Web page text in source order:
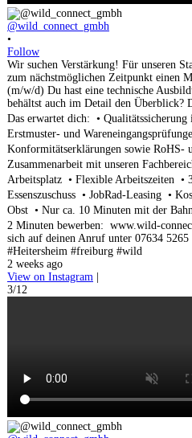
@wild_connect_gmbh
•
Follow
Wir suchen Verstärkung! Für unseren
zum nächstmöglichen Zeitpunkt einen
(m/w/d) Du hast eine technische
behältst auch im Detail den Überblick?
Das erwartet dich: • Qualitätssicherung
Erstmuster- und
Konformitätserklärungen sowie
Zusammenarbeit mit unseren
Arbeitsplatz • Flexible Arbeitszeiten •
Essenszuschuss • JobRad-Leasing •
Obst • Nur ca. 10 Minuten mit der
2 Minuten bewerben: www.wild-
sich auf deinen Anruf unter 07634
#Heitersheim #freiburg #wild
2 weeks ago
View on Instagram |
3/12